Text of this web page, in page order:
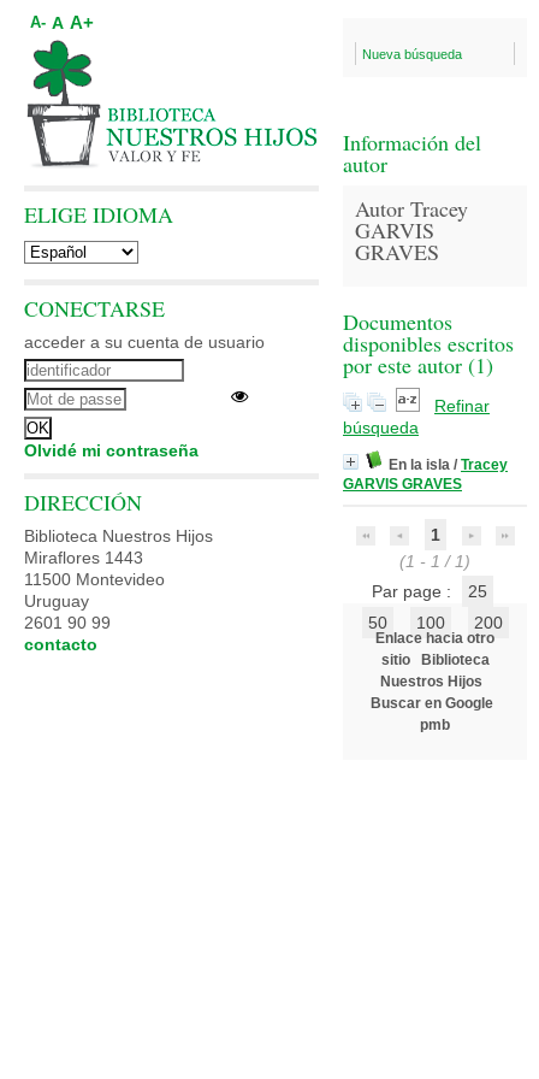
Nueva búsqueda
Información del
autor
Autor Tracey
GARVIS
GRAVES
Documentos
disponibles escritos
por este autor (1)
Refinar
búsqueda
En la isla / Tracey
GARVIS GRAVES
1
(1 - 1 / 1)
Par page :
25
50
100 200
Enlace hacia otro
sitio
Biblioteca
Nuestros Hijos
Buscar en Google
pmb
A- A A+
ELIGE IDIOMA
CONECTARSE
acceder a su cuenta de usuario
Olvidé mi contraseña
DIRECCIÓN
Biblioteca Nuestros Hijos
Miraflores 1443
11500 Montevideo
Uruguay
2601 90 99
contacto